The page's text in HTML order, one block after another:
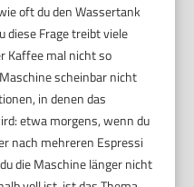
oft du den Wassertank
diese Frage treibt viele
Kaffee mal nicht so
scheinbar nicht
in denen das
etwa morgens, wenn du
nach mehreren Espressi
die Maschine länger nicht